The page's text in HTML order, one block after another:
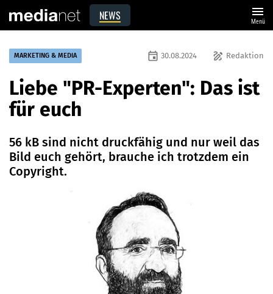
NEWS menu
Menü
MARKETING & MEDIA draw Redaktion
event 30.08.2024
Liebe "PR-Experten": Das ist
für euch
56 kB sind nicht druckfähig und nur weil das
Bild euch gehört, brauche ich trotzdem ein
Copyright.